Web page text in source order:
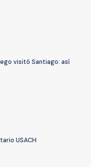
visitó Santiago: así
USACH